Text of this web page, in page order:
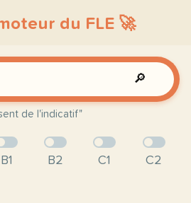
du FLE 🚀
🔎
de l'indicatif"
B1 B2 C1 C2